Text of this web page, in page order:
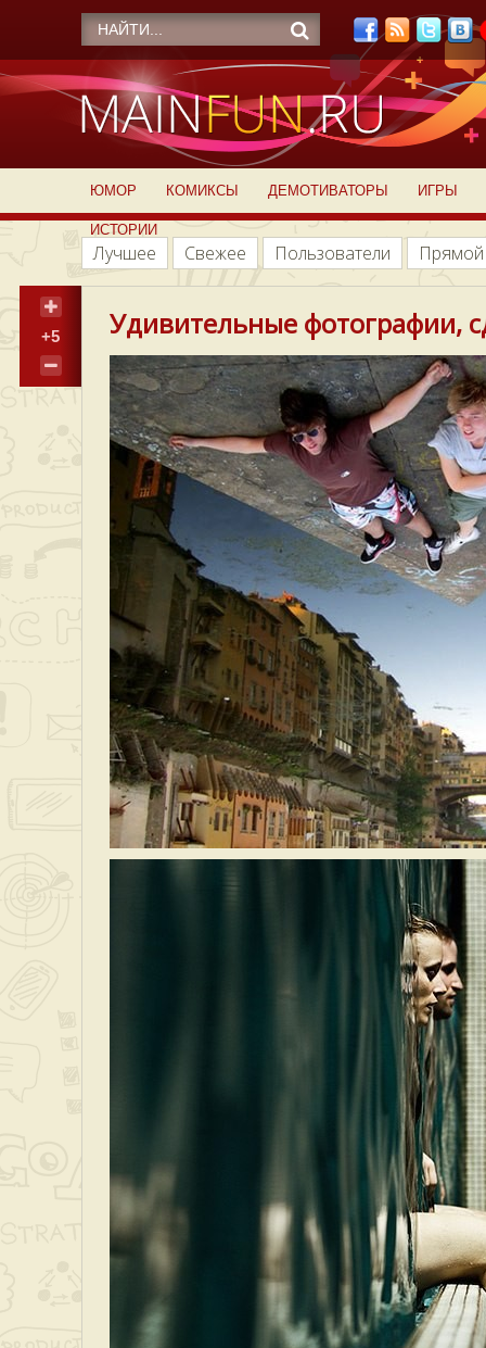
ЮМОР КОМИКСЫ ДЕМОТИВАТОРЫ ИГРЫ
ИСТОРИИ
Лучшее Свежее Пользователи
+5 Удивительные фотографии,